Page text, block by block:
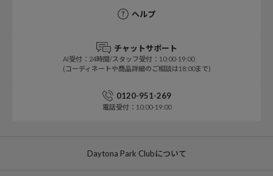
ヘルプ
チャットサポート
AI受付：24時間/スタッフ受付：10:00-19:00
(コーディネートや商品詳細のご相談は18:00まで)
0120-951-269
電話受付：10:00-19:00
Daytona Park Clubについて